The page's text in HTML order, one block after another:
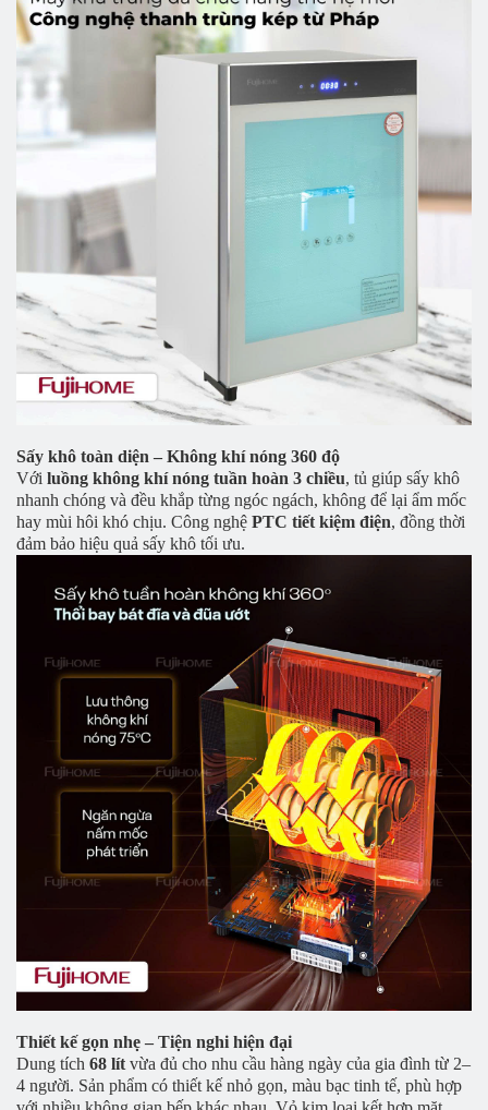
Sấy khô toàn diện – Không khí nóng 360 độ
Với luồng không khí nóng tuần hoàn 3 chiều, tủ giúp sấy khô
nhanh chóng và đều khắp từng ngóc ngách, không để lại ẩm mốc
hay mùi hôi khó chịu. Công nghệ PTC tiết kiệm điện, đồng thời
đảm bảo hiệu quả sấy khô tối ưu.
Thiết kế gọn nhẹ – Tiện nghi hiện đại
Dung tích 68 lít vừa đủ cho nhu cầu hàng ngày của gia đình từ 2–
4 người. Sản phẩm có thiết kế nhỏ gọn, màu bạc tinh tế, phù hợp